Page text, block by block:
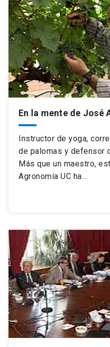
En la mente de José
Instructor de yoga,
de palomas y defensor
Más que un maestro,
Agronomía UC ha…